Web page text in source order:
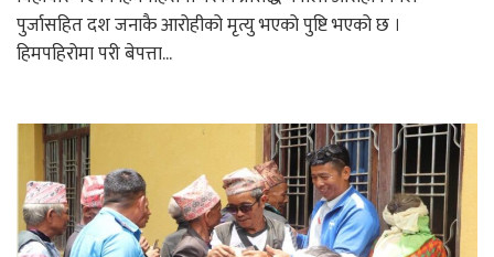
पुर्जासहित दश जनाकै आरोहीको मृत्यु भएको पुष्टि भएको छ ।
हिमपहिरोमा परी बेपत्ता...